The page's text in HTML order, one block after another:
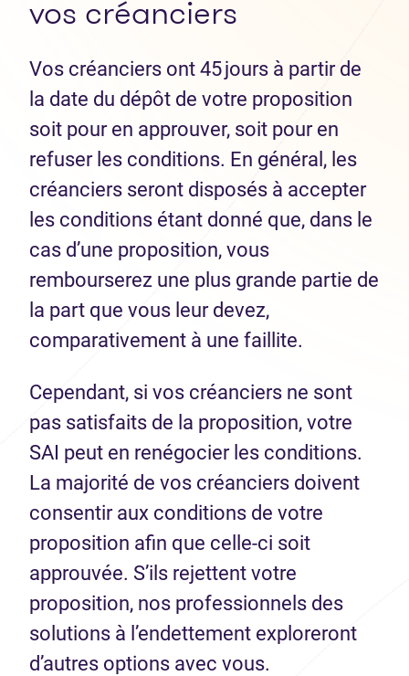
vos créanciers
Vos créanciers ont 45 jours à partir de
la date du dépôt de votre proposition
soit pour en approuver, soit pour en
refuser les conditions. En général, les
créanciers seront disposés à accepter
les conditions étant donné que, dans le
cas d’une proposition, vous
rembourserez une plus grande partie de
la part que vous leur devez,
comparativement à une faillite.
Cependant, si vos créanciers ne sont
pas satisfaits de la proposition, votre
SAI peut en renégocier les conditions.
La majorité de vos créanciers doivent
consentir aux conditions de votre
proposition afin que celle-ci soit
approuvée. S’ils rejettent votre
proposition, nos professionnels des
solutions à l’endettement exploreront
d’autres options avec vous.